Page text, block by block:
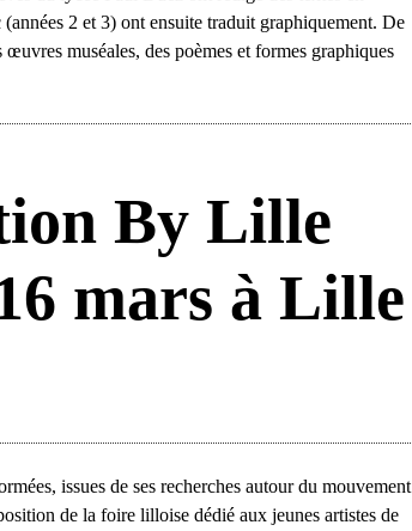
2 et 3) ont ensuite traduit graphiquement. De
muséales, des poèmes et formes graphiques
By Lille
mars à Lille
issues de ses recherches autour du mouvement
de la foire lilloise dédié aux jeunes artistes de